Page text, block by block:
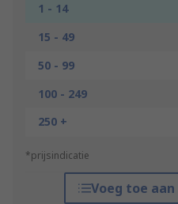
1 - 14
15 - 49
50 - 99
100 - 249
250 +
*prijsindicatie
Voeg toe